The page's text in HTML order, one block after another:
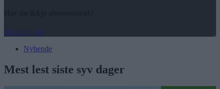
Bli abonnent
Nyhende
Mest lest siste syv dager